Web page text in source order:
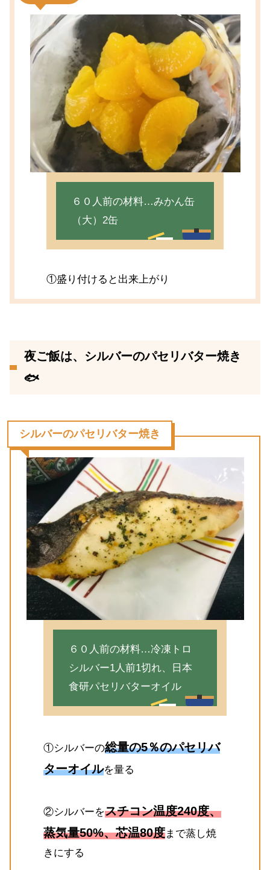
６０人前の材料…みかん缶
（大）2缶
①盛り付けると出来上がり
夜ご飯は、シルバーのパセリバター焼き
🐟
シルバーのパセリバター焼き
６０人前の材料…冷凍トロ
シルバー1人前1切れ、日本
食研パセリバターオイル
①シルバーの総量の5％のパセリバ
ターオイルを量る
②シルバーをスチコン温度240度、
蒸気量50%、芯温80度まで蒸し焼
きにする